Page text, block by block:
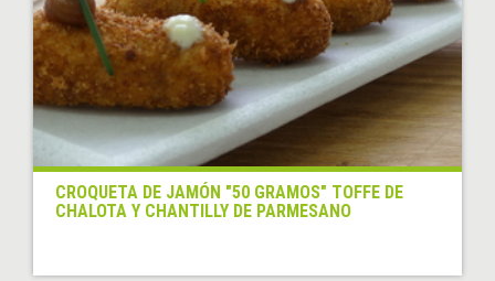
CROQUETA DE JAMÓN "50 GRAMOS" TOFFE DE
CHALOTA Y CHANTILLY DE PARMESANO